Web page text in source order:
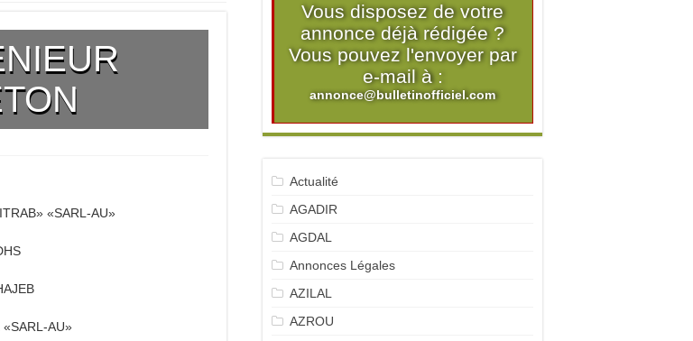
«SARL-AU»
«SARL-AU»
Vous disposez de votre
annonce déjà rédigée ?
Vous pouvez l'envoyer par
e-mail à :
annonce@bulletinofficiel.com
Actualité
AGADIR
AGDAL
Annonces Légales
AZILAL
AZROU